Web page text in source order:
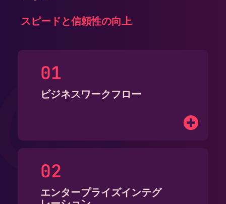
スピードと信頼性の向上
ビジネスワークフロー
エンタープライズインテグ